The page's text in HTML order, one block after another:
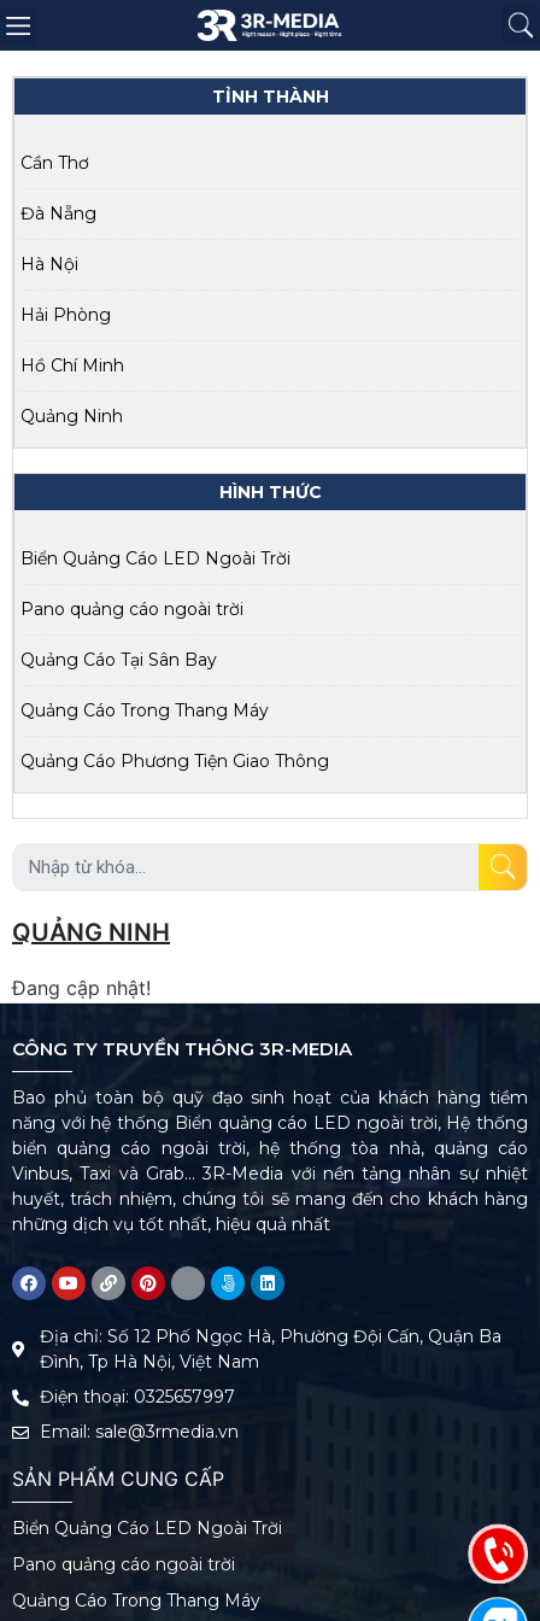
TỈNH THÀNH
Cần Thơ
Đà Nẵng
Hà Nội
Hải Phòng
Hồ Chí Minh
Quảng Ninh
HÌNH THỨC
Biển Quảng Cáo LED Ngoài Trời
Pano quảng cáo ngoài trời
Quảng Cáo Tại Sân Bay
Quảng Cáo Trong Thang Máy
Quảng Cáo Phương Tiện Giao Thông
QUẢNG NINH
Đang cập nhật!
CÔNG TY TRUYỀN THÔNG 3R-MEDIA
Bao phủ toàn bộ quỹ đạo sinh hoạt của khách hàng tiềm
năng với hệ thống Biển quảng cáo LED ngoài trời, Hệ thống
biển quảng cáo ngoài trời, hệ thống tòa nhà, quảng cáo
Vinbus, Taxi và Grab… 3R-Media với nền tảng nhân sự nhiệt
huyết, trách nhiệm, chúng tôi sẽ mang đến cho khách hàng
những dịch vụ tốt nhất, hiệu quả nhất
Địa chỉ: Số 12 Phố Ngọc Hà, Phường Đội Cấn, Quận Ba
Đình, Tp Hà Nội, Việt Nam
Điện thoại: 0325657997
Email: sale@3rmedia.vn
SẢN PHẨM CUNG CẤP
Biển Quảng Cáo LED Ngoài Trời
Pano quảng cáo ngoài trời
Quảng Cáo Trong Thang Máy